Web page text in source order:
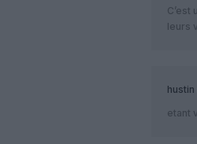
leurs
hustin
etant